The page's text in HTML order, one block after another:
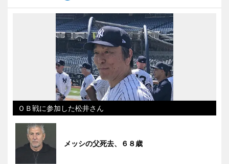
ＯＢ戦に参加した松井さん
メッシの父死去、６８歳